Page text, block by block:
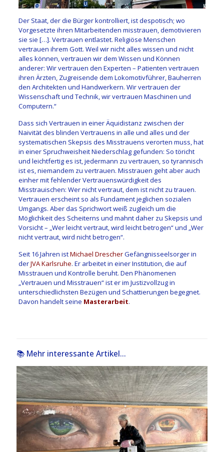
Der Staat, der die Bürger kontrolliert, ist despotisch; wo
Vorgesetzte ihren Mitarbeitenden misstrauen, demotivieren
sie sie […]. Vertrauen entlastet. Religiöse Menschen
vertrauen ihrem Gott. Weil wir nicht alles wissen und nicht
alles können, vertrauen wir dem Wissen und Können
anderer: Wir vertrauen den Experten – Patienten vertrauen
ihren Ärzten, Zugreisende dem Lokomotivführer, Bauherren
den Architekten und Handwerkern. Wir vertrauen der
Wissenschaft und Technik, wir vertrauen Maschinen und
Computern.“
Dass sich Vertrauen in einer Äquidistanz zwischen der
Naivität des blinden Vertrauens in alle und alles und der
systematischen Skepsis des Misstrauens verorten muss, hat
in einer Spruchweisheit Niederschlag gefunden: So töricht
und leichtfertig es ist, jedermann zu vertrauen, so tyrannisch
ist es, niemandem zu vertrauen. Misstrauen geht aber auch
einher mit fehlender Vertrauenswürdigkeit des
Misstrauischen: Wer nicht vertraut, dem ist nicht zu trauen.
Vertrauen erscheint so als Fundament jeglichen sozialen
Umgangs. Aber das Sprichwort weiß zugleich um die
Möglichkeit des Scheiterns und mahnt daher zu Skepsis und
Vorsicht – „Wer leicht vertraut, wird leicht betrogen“ und „Wer
nicht vertraut, wird nicht betrogen“.
Seit 16 Jahren istMichael DrescherGefängnisseelsorger in
derJVA Karlsruhe. Er arbeitet in einer Institution, die auf
Misstrauen und Kontrolle beruht. Den Phänomenen
„Vertrauen und Misstrauen“ ist er im Justizvollzug in
unterschiedlichsten Bezügen und Schattierungen begegnet.
Davon handelt seine Masterarbeit.
📚 Mehr interessante Artikel...